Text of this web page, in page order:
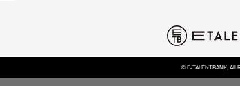
© E-TALENTBANK, All